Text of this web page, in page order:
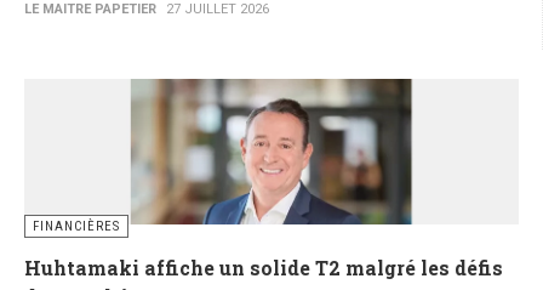
LE MAITRE PAPETIER 27 JUILLET 2026
FINANCIÈRES
Huhtamaki affiche un solide T2 malgré les défis